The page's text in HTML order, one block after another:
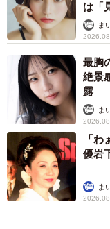
は「
ま
最胸
絶景
露
ま
「
優岩
ま